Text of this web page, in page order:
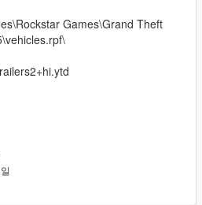
Games\Grand Theft